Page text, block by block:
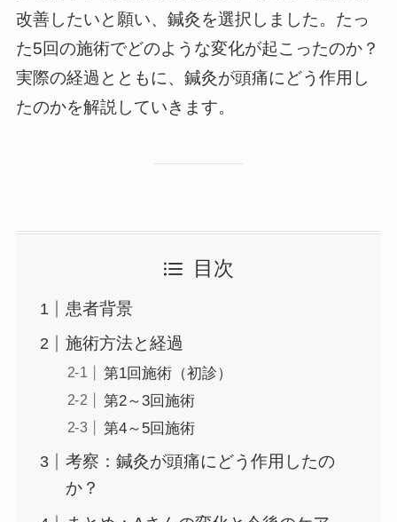
改善したいと願い、鍼灸を選択しました。たっ
た5回の施術でどのような変化が起こったのか？
実際の経過とともに、鍼灸が頭痛にどう作用し
たのかを解説していきます。
目次
患者背景
施術方法と経過
第1回施術（初診）
第2～3回施術
第4～5回施術
考察：鍼灸が頭痛にどう作用したの
か？